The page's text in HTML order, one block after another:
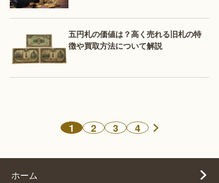
五円札の価値は？高く売れる旧札の特
徴や買取方法について解説
1 2 3 4
ホーム